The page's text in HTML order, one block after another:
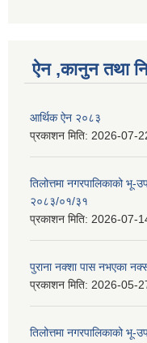
ऐन ,कानुन तथा
आर्थिक ऐन २०८३
प्रकाशन मिति: 2026-07-
तिलोत्तमा नगरपालिकाको
२०८३/०१/३१
प्रकाशन मिति: 2026-07-
पुराना नक्शा पास नभएका
प्रकाशन मिति: 2026-05-
तिलोत्तमा नगरपालिकाको भू-